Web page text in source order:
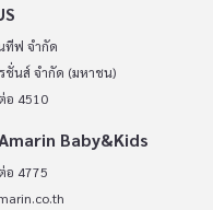
ทีฟ จำกัด
ชั่นส์ จำกัด (มหาชน)
อ 4510
Baby&Kids
อ 4775